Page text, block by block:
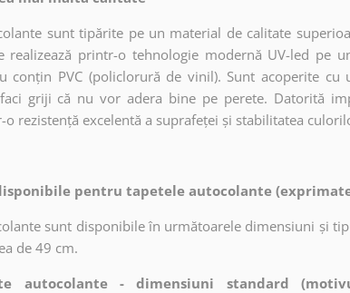
sunt tipărite pe un material de calitate
realizează printr-o tehnologie modernă UV-led pe
conțin PVC (policlorură de vinil). Sunt acoperite
griji că nu vor adera bine pe perete. Datorită
rezistență excelentă a suprafeței și stabilitatea
pentru tapetele autocolante
sunt disponibile în următoarele dimensiuni și
de 49 cm.
autocolante - dimensiuni standard